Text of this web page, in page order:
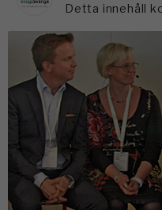
Detta innehåll